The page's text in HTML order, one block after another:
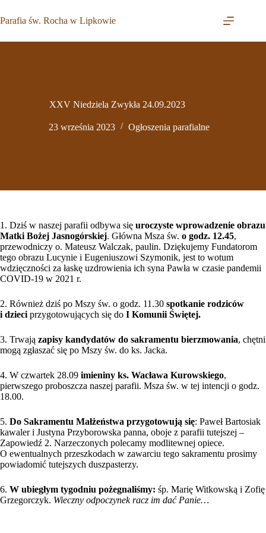
do
treści
Parafia św. Rocha w Lipkowie
XXV Niedziela Zwykła 24.09.2023
23 września 2023 Ogłoszenia parafialne
1. Dziś w naszej parafii odbywa się uroczyste wprowadzenie obrazu
Matki Bożej Jasnogórskiej. Główna Msza św. o godz. 12.45,
przewodniczy o. Mateusz Walczak, paulin. Dziękujemy Fundatorom
tego obrazu Lucynie i Eugeniuszowi Szymonik, jest to wotum
wdzięczności za łaskę uzdrowienia ich syna Pawła w czasie pandemii
COVID-19 w 2021 r.
2. Również dziś po Mszy św. o godz. 11.30 spotkanie rodziców
i dzieci przygotowujących się do I Komunii Świętej.
3. Trwają zapisy kandydatów do sakramentu bierzmowania, chętni
mogą zgłaszać się po Mszy św. do ks. Jacka.
4. W czwartek 28.09 imieniny ks. Wacława Kurowskiego,
pierwszego proboszcza naszej parafii. Msza św. w tej intencji o godz.
18.00.
5. Do Sakramentu Małżeństwa przygotowują się: Paweł Bartosiak
kawaler i Justyna Przyborowska panna, oboje z parafii tutejszej –
Zapowiedź 2. Narzeczonych polecamy modlitewnej opiece.
O ewentualnych przeszkodach w zawarciu tego sakramentu prosimy
powiadomić tutejszych duszpasterzy.
6. W ubiegłym tygodniu pożegnaliśmy: śp. Marię Witkowską i Zofię
Grzegorczyk. Wieczny odpoczynek racz im dać Panie…